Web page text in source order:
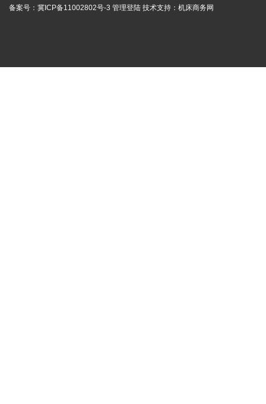
备案号： 冀ICP备11002802号-3 管理登陆 技术支持： 机床商务网